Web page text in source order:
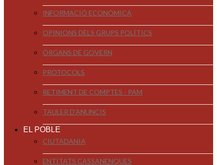
INFORMACIÓ ECONÒMICA
OPINIONS DELS GRUPS POLÍTICS
ÒRGANS DE GOVERN
PROTOCOLS
RETIMENT DE COMPTES - PAM
TAULER D'ANUNCIS
EL POBLE
CIUTADANIA
ENTITATS CASSANENQUES